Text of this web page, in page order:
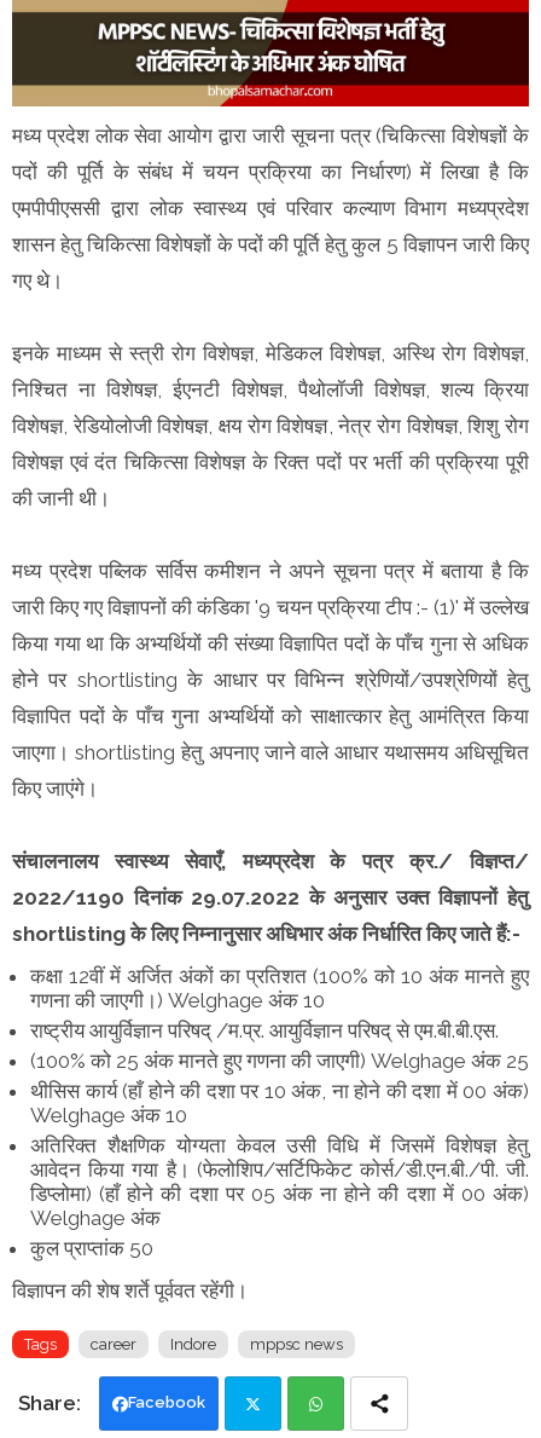
मध्य प्रदेश लोक सेवा आयोग द्वारा जारी सूचना पत्र (चिकित्सा विशेषज्ञों के
पदों की पूर्ति के संबंध में चयन प्रक्रिया का निर्धारण) में लिखा है कि
एमपीपीएससी द्वारा लोक स्वास्थ्य एवं परिवार कल्याण विभाग मध्यप्रदेश
शासन हेतु चिकित्सा विशेषज्ञों के पदों की पूर्ति हेतु कुल 5 विज्ञापन जारी किए
गए थे।
इनके माध्यम से स्त्री रोग विशेषज्ञ, मेडिकल विशेषज्ञ, अस्थि रोग विशेषज्ञ,
निश्चित ना विशेषज्ञ, ईएनटी विशेषज्ञ, पैथोलॉजी विशेषज्ञ, शल्य क्रिया
विशेषज्ञ, रेडियोलोजी विशेषज्ञ, क्षय रोग विशेषज्ञ, नेत्र रोग विशेषज्ञ, शिशु रोग
विशेषज्ञ एवं दंत चिकित्सा विशेषज्ञ के रिक्त पदों पर भर्ती की प्रक्रिया पूरी
की जानी थी।
मध्य प्रदेश पब्लिक सर्विस कमीशन ने अपने सूचना पत्र में बताया है कि
जारी किए गए विज्ञापनों की कंडिका '9 चयन प्रक्रिया टीप :- (1)' में उल्लेख
किया गया था कि अभ्यर्थियों की संख्या विज्ञापित पदों के पाँच गुना से अधिक
होने पर shortlisting के आधार पर विभिन्न श्रेणियों/उपश्रेणियों हेतु
विज्ञापित पदों के पाँच गुना अभ्यर्थियों को साक्षात्कार हेतु आमंत्रित किया
जाएगा। shortlisting हेतु अपनाए जाने वाले आधार यथासमय अधिसूचित
किए जाएंगे।
संचालनालय स्वास्थ्य सेवाएँ, मध्यप्रदेश के पत्र क्र./ विज्ञप्त/
2022/1190 दिनांक 29.07.2022 के अनुसार उक्त विज्ञापनों हेतु
shortlisting के लिए निम्नानुसार अधिभार अंक निर्धारित किए जाते हैं:-
कक्षा 12वीं में अर्जित अंकों का प्रतिशत (100% को 10 अंक मानते हुए
गणना की जाएगी।) Welghage अंक 10
राष्ट्रीय आयुर्विज्ञान परिषद् /म.प्र. आयुर्विज्ञान परिषद् से एम.बी.बी.एस.
(100% को 25 अंक मानते हुए गणना की जाएगी) Welghage अंक 25
थीसिस कार्य (हाँ होने की दशा पर 10 अंक, ना होने की दशा में 00 अंक)
Welghage अंक 10
अतिरिक्त शैक्षणिक योग्यता केवल उसी विधि में जिसमें विशेषज्ञ हेतु
आवेदन किया गया है। (फेलोशिप/सर्टिफिकेट कोर्स/डी.एन.बी./पी. जी.
डिप्लोमा) (हाँ होने की दशा पर 05 अंक ना होने की दशा में 00 अंक)
Welghage अंक
कुल प्राप्तांक 50
विज्ञापन की शेष शर्ते पूर्ववत रहेंगी।
Tags career Indore mppsc news
Facebook